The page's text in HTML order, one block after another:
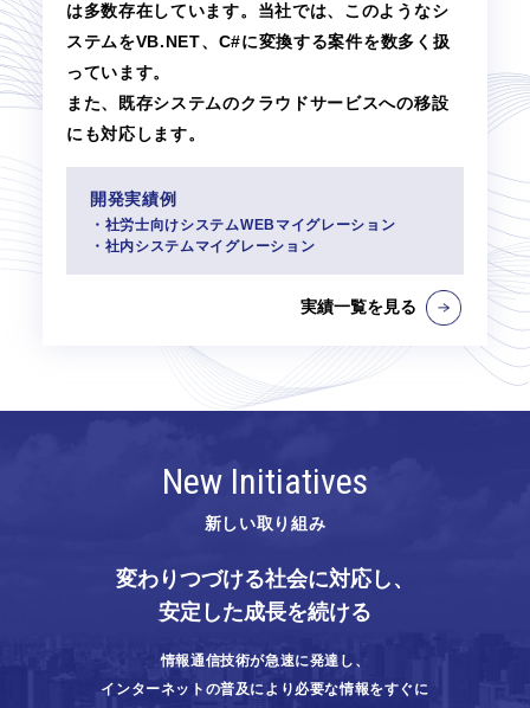
は多数存在しています。当社では、このようなシ
ステムをVB.NET、C#に変換する案件を数多く扱
っています。
また、既存システムのクラウドサービスへの移設
にも対応します。
開発実績例
・社労士向けシステムWEBマイグレーション
・社内システムマイグレーション
実績一覧を見る
New Initiatives
新しい取り組み
変わりつづける社会に対応し、
安定した成長を続ける
情報通信技術が急速に発達し、
インターネットの普及により必要な情報をすぐに